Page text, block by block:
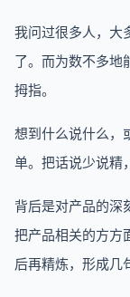
我问过很多人，大
了。而为数不多地
拇指。
想到什么说什么，
单。把话说少说精
背后是对产品的深
把产品相关的方方
后再精炼，形成几